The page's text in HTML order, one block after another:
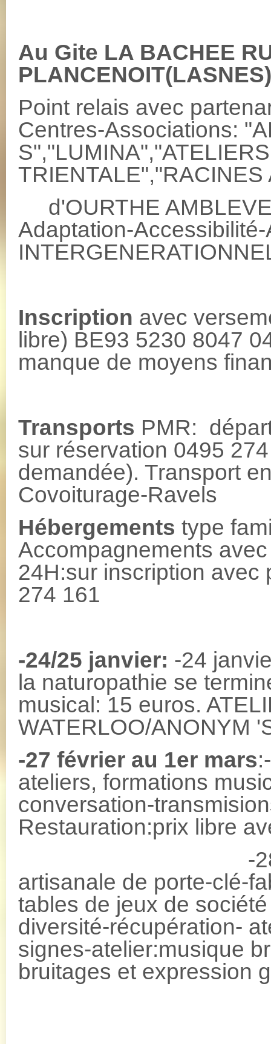
Au Gite LA BACHEE
Point relais avec
Centres-Associations:
TRIENTALE","RACINES
d'OURTHE
Adaptation-
Inscription avec
libre) BE93 5230 8047
manque de moyens
Transports PMR:
sur réservation 0495
demandée). Transport
Covoiturage-Ravels
Hébergements type
Accompagnements
24H:sur inscription avec
274 161
-24/25 janvier: -24
la naturopathie se
musical: 15 euros.
WATERLOO/ANONYM
-27 février au 1er mars
ateliers, formations
conversation-
Restauration:prix libre
-28 février:
artisanale de porte-clé-
tables de jeux de
diversité-récupération-
signes-atelier:musique
bruitages et expression